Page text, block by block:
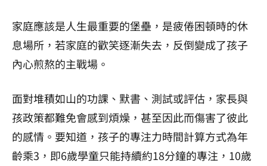
家庭應該是人生最重要的堡壘，是疲倦困頓時的休
息場所，若家庭的歡笑逐漸失去，反倒變成了孩子
內心煎熬的主戰場。
面對堆積如山的功課、默書、測試或評估，家長與
孩政策都難免會感到煩燥，甚至因此而傷害了彼此
的感情。要知道，孩子的專注力時間計算方式為年
齡乘3，即6歲學童只能持續約18分鐘的專注， 10歲